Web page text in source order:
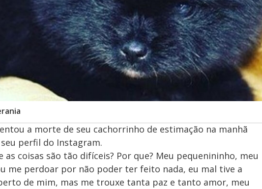
a morte de seu cachorrinho de estimação na manhã
perfil do Instagram.
coisas são tão difíceis? Por que? Meu pequenininho, meu
me perdoar por não poder ter feito nada, eu mal tive a
de mim, mas me trouxe tanta paz e tanto amor, meu